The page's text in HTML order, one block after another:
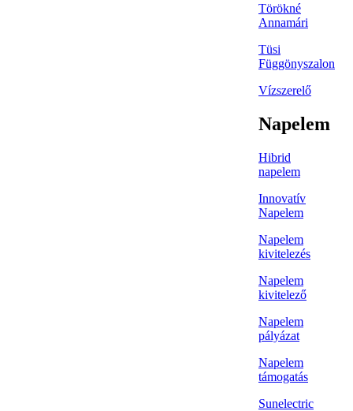
Törökné
Annamári
Tüsi
Függönyszalon
Vízszerelő
Napelem
Hibrid
napelem
Innovatív
Napelem
Napelem
kivitelezés
Napelem
kivitelező
Napelem
pályázat
Napelem
támogatás
Sunelectric